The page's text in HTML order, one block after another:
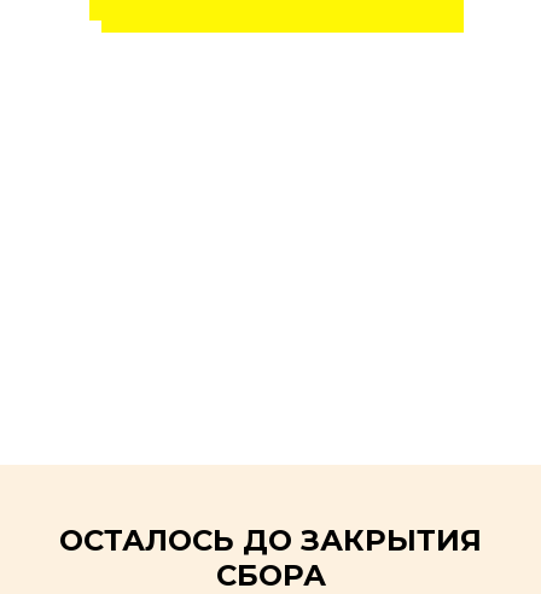
ОСТАЛОСЬ ДО ЗАКРЫТИЯ
СБОРА